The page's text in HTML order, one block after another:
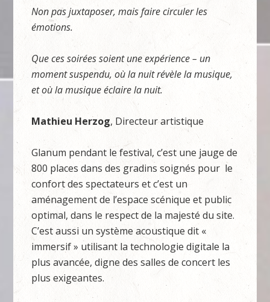
Non pas juxtaposer, mais faire circuler les
émotions.
Que ces soirées soient une expérience – un
moment suspendu, où la nuit révèle la musique,
et où la musique éclaire la nuit.
Mathieu Herzog, Directeur artistique
Glanum pendant le festival, c’est une jauge de
800 places dans des gradins soignés pour le
confort des spectateurs et c’est un
aménagement de l’espace scénique et public
optimal, dans le respect de la majesté du site.
C’est aussi un système acoustique dit «
immersif » utilisant la technologie digitale la
plus avancée, digne des salles de concert les
plus exigeantes.